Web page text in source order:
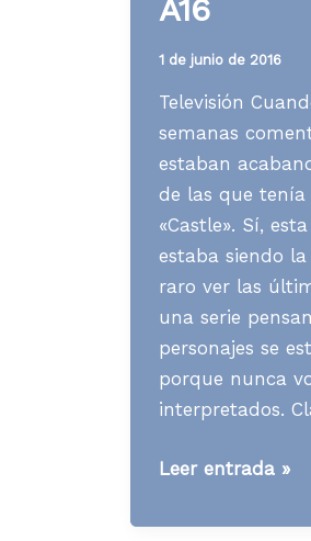
A16
1 de junio de 2016
Televisión
semanas
estaban
de las que
«Castle». Sí,
estaba siendo
raro ver las
una serie
personajes se
porque nunca
interpretados.
Media
S22
Leer entrada »